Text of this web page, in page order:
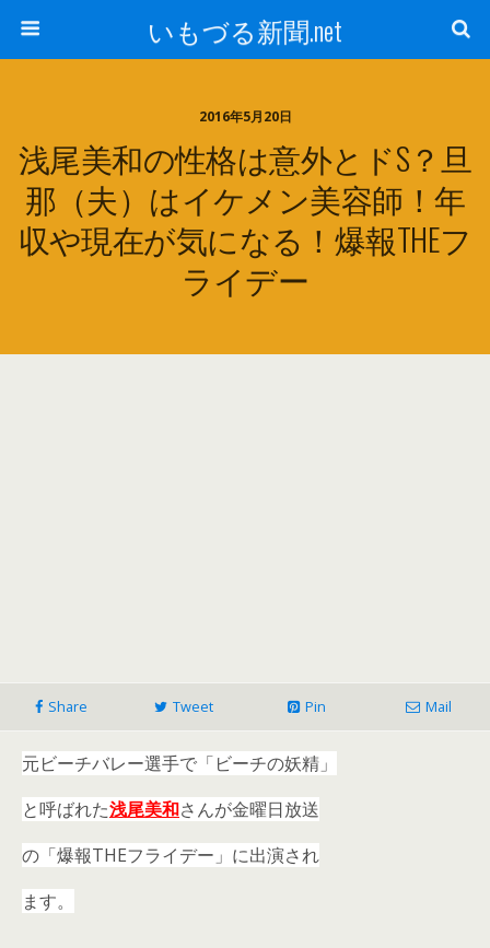
いもづる新聞.net
2016年5月20日
浅尾美和の性格は意外とドS？旦
那（夫）はイケメン美容師！年
収や現在が気になる！爆報THEフ
ライデー
Share Tweet Pin Mail
元ビーチバレー選手で「ビーチの妖精」
と呼ばれた浅尾美和さんが金曜日放送
の「爆報THEフライデー」に出演され
ます。